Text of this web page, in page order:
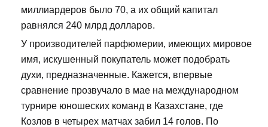
миллиардеров было 70, а их общий капитал
равнялся 240 млрд долларов.
У производителей парфюмерии, имеющих мировое
имя, искушенный покупатель может подобрать
духи, предназначенные. Кажется, впервые
сравнение прозвучало в мае на международном
турнире юношеских команд в Казахстане, где
Козлов в четырех матчах забил 14 голов. По